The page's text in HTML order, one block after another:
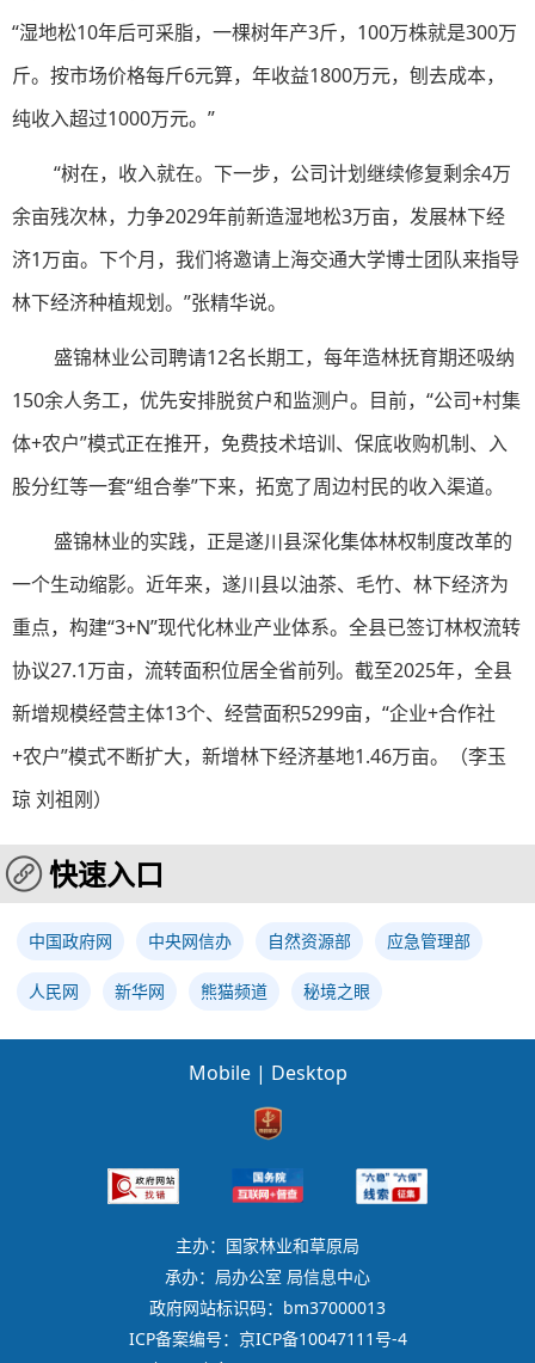
“湿地松10年后可采脂，一棵树年产3斤，100万株就是300万
斤。按市场价格每斤6元算，年收益1800万元，刨去成本，
纯收入超过1000万元。”
“树在，收入就在。下一步，公司计划继续修复剩余4万
余亩残次林，力争2029年前新造湿地松3万亩，发展林下经
济1万亩。下个月，我们将邀请上海交通大学博士团队来指导
林下经济种植规划。”张精华说。
盛锦林业公司聘请12名长期工，每年造林抚育期还吸纳
150余人务工，优先安排脱贫户和监测户。目前，“公司+村集
体+农户”模式正在推开，免费技术培训、保底收购机制、入
股分红等一套“组合拳”下来，拓宽了周边村民的收入渠道。
盛锦林业的实践，正是遂川县深化集体林权制度改革的
一个生动缩影。近年来，遂川县以油茶、毛竹、林下经济为
重点，构建“3+N”现代化林业产业体系。全县已签订林权流转
协议27.1万亩，流转面积位居全省前列。截至2025年，全县
新增规模经营主体13个、经营面积5299亩，“企业+合作社
+农户”模式不断扩大，新增林下经济基地1.46万亩。（李玉
琼 刘祖刚）
快速入口
中国政府网 中央网信办 自然资源部 应急管理部
人民网 新华网 熊猫频道 秘境之眼
Mobile | Desktop
主办：国家林业和草原局
承办：局办公室 局信息中心
政府网站标识码：bm37000013
ICP备案编号：京ICP备10047111号-4